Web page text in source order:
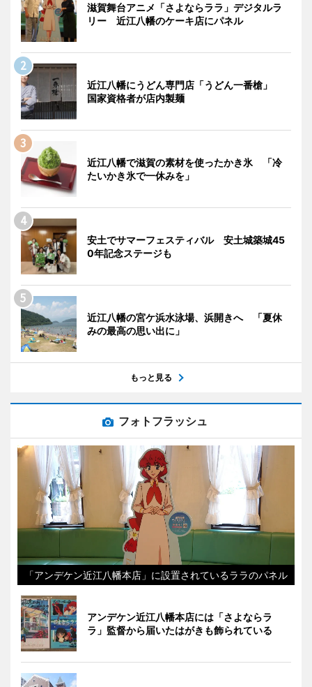
滋賀舞台アニメ「さよならララ」デジタルラ
リー 近江八幡のケーキ店にパネル
近江八幡にうどん専門店「うどん一番槍」
国家資格者が店内製麺
近江八幡で滋賀の素材を使ったかき氷 「冷
たいかき氷で一休みを」
安土でサマーフェスティバル 安土城築城45
0年記念ステージも
近江八幡の宮ケ浜水泳場、浜開きへ 「夏休
みの最高の思い出に」
もっと見る
フォトフラッシュ
「アンデケン近江八幡本店」に設置されているララのパネル
アンデケン近江八幡本店には「さよならラ
ラ」監督から届いたはがきも飾られている